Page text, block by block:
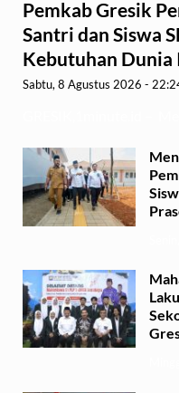
Pemkab Gresik
Santri dan Siswa
Kebutuhan
Sabtu, 8 Agustus 2026 -